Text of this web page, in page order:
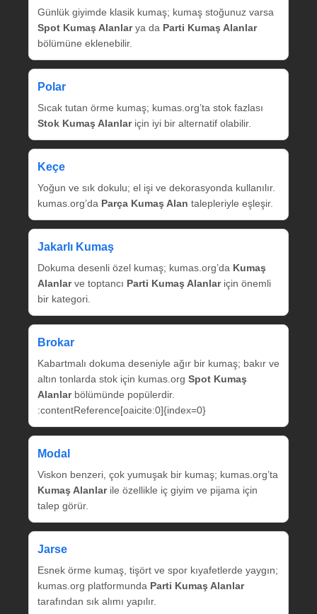
Günlük giyimde klasik kumaş; kumaş stoğunuz varsa
Spot Kumaş Alanlarya da Parti Kumaş Alanlar
bölümüne eklenebilir.
Polar
Sıcak tutan örme kumaş; kumas.org’ta stok fazlası
Stok Kumaş Alanlariçin iyi bir alternatif olabilir.
Keçe
Yoğun ve sık dokulu; el işi ve dekorasyonda kullanılır.
kumas.org’da Parça Kumaş Alan talepleriyle eşleşir.
Jakarlı Kumaş
Dokuma desenli özel kumaş; kumas.org’da Kumaş
Alanlarve toptancı Parti Kumaş Alanlariçin önemli
bir kategori.
Brokar
Kabartmalı dokuma deseniyle ağır bir kumaş; bakır ve
altın tonlarda stok için kumas.org Spot Kumaş
Alanlarbölümünde popülerdir.
:contentReference[oaicite:0]{index=0}
Modal
Viskon benzeri, çok yumuşak bir kumaş; kumas.org’ta
Kumaş Alanlarile özellikle iç giyim ve pijama için
talep görür.
Jarse
Esnek örme kumaş, tişört ve spor kıyafetlerde yaygın;
kumas.org platformunda Parti Kumaş Alanlar
tarafından sık alımı yapılır.